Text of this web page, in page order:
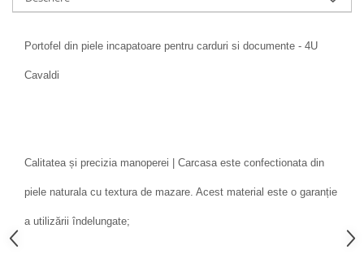
Portofel din piele incapatoare pentru carduri si documente - 4U
Cavaldi
Calitatea și precizia manoperei | Carcasa este confectionata din
piele naturala cu textura de mazare. Acest material este o garanție
a utilizării îndelungate;